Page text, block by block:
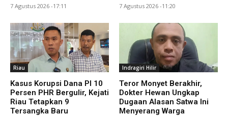
7 Agustus 2026 -17:11 7 Agustus 2026 -11:20
Riau
Kasus Korupsi Dana PI 10
Persen PHR Bergulir, Kejati
Riau Tetapkan 9
Tersangka Baru
Indragiri Hilir
Teror Monyet Berakhir,
Dokter Hewan Ungkap
Dugaan Alasan Satwa Ini
Menyerang Warga